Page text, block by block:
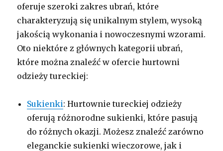
oferuje szeroki zakres ubrań, które
charakteryzują się unikalnym stylem, wysoką
jakością wykonania i nowoczesnymi wzorami.
Oto niektóre z głównych kategorii ubrań,
które można znaleźć w ofercie hurtowni
odzieży tureckiej:
Sukienki: Hurtownie tureckiej odzieży
oferują różnorodne sukienki, które pasują
do różnych okazji. Możesz znaleźć zarówno
eleganckie sukienki wieczorowe, jak i